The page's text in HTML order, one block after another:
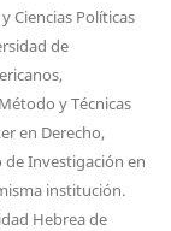
Ciencias Políticas
de
y Técnicas
en Derecho,
de Investigación en
institución.
Hebrea de